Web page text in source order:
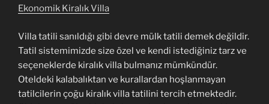
Ekonomik Kiralık Villa
Villa tatili sanıldığı gibi devre mülk tatili demek değildir.
Tatil sistemimizde size özel ve kendi istediğiniz tarz ve
seçeneklerde kiralık villa bulmanız mümkündür.
Oteldeki kalabalıktan ve kurallardan hoşlanmayan
tatilcilerin çoğu kiralık villa tatilini tercih etmektedir.